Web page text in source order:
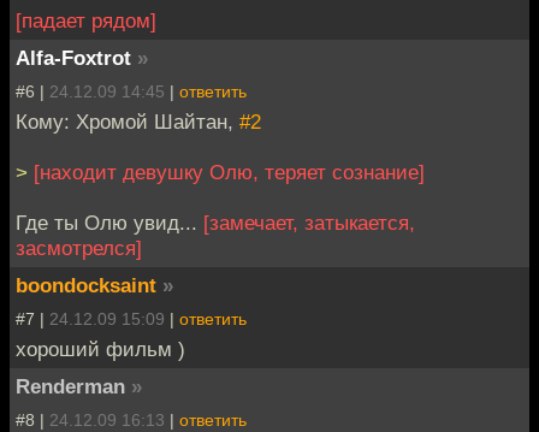
[падает рядом]
Alfa-Foxtrot »
#6 | 24.12.09 14:45 | ответить
Кому: Хромой Шайтан, #2
> [находит девушку Олю, теряет сознание]
Где ты Олю увид... [замечает, затыкается,
засмотрелся]
boondocksaint »
#7 | 24.12.09 15:09 | ответить
хороший фильм )
Renderman »
#8 | 24.12.09 16:13 | ответить